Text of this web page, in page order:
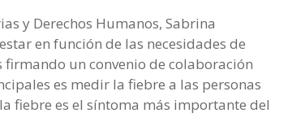
y Derechos Humanos, Sabrina
en función de las necesidades de
firmando un convenio de colaboración
es medir la fiebre a las personas
fiebre es el síntoma más importante del